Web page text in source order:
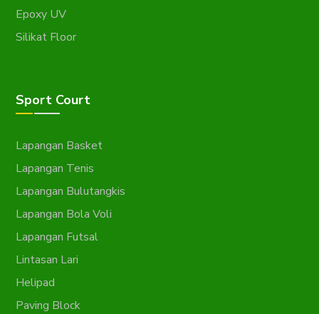
Epoxy UV
Silikat Floor
Sport Court
Lapangan Basket
Lapangan Tenis
Lapangan Bulutangkis
Lapangan Bola Voli
Lapangan Futsal
Lintasan Lari
Helipad
Paving Block